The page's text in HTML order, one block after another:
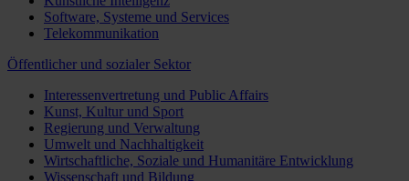
Software, Systeme und Services
Telekommunikation
Öffentlicher und sozialer Sektor
Interessenvertretung und Public Affairs
Kunst, Kultur und Sport
Regierung und Verwaltung
Umwelt und Nachhaltigkeit
Wirtschaftliche, Soziale und Humanitäre Entwicklung
Wissenschaft und Bildung